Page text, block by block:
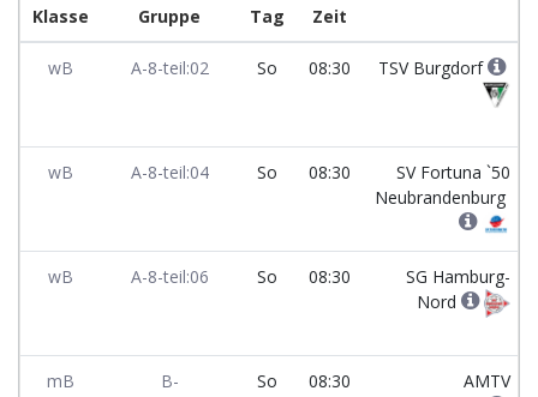
Klasse Gruppe Tag Zeit
wB A-8-teil:02 So 08:30 TSV Burgdorf
wB A-8-teil:04 So 08:30
SV Fortuna `50
Neubrandenburg
wB A-8-teil:06 So 08:30
SG Hamburg-
Nord
mB
B-
So 08:30
AMTV